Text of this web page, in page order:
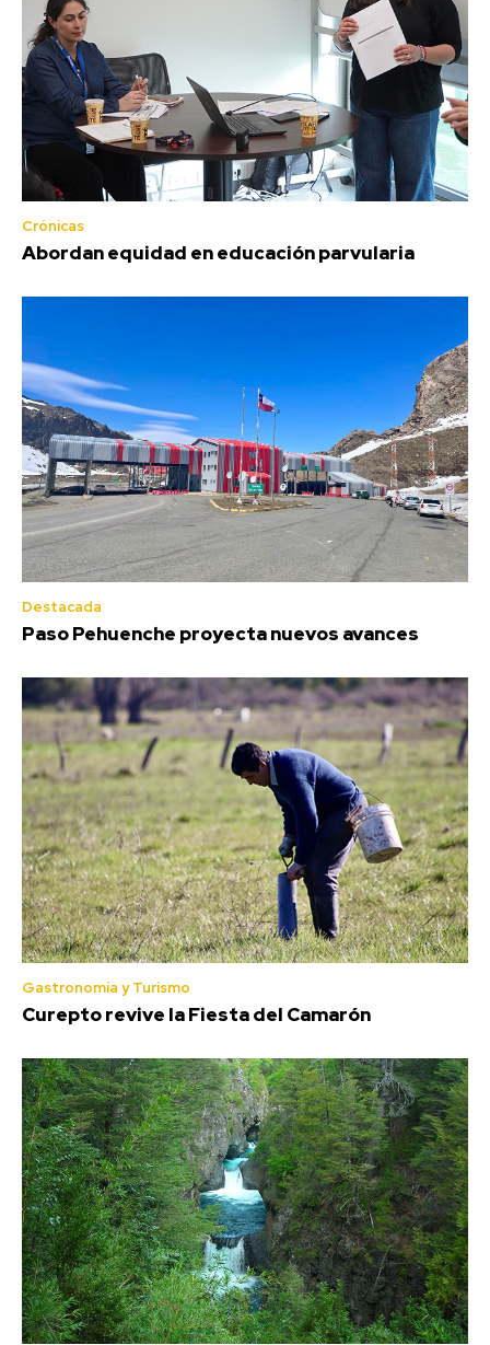
Crónicas
Abordan equidad en educación parvularia
Destacada
Paso Pehuenche proyecta nuevos avances
Gastronomía y Turismo
Curepto revive la Fiesta del Camarón